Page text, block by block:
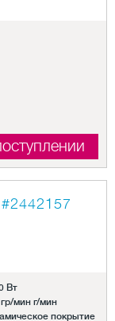
#2442157
Вт
мин г/мин
покрытие